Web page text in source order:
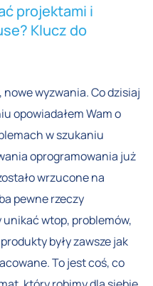
projektami i
Klucz do
wyzwania. Co dzisiaj
opowiadałem Wam o
w szukaniu
oprogramowania już
wrzucone na
pewne rzeczy
wtop, problemów,
były zawsze jak
To jest coś, co